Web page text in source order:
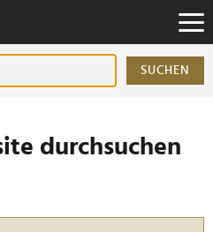
SUCHEN
durchsuchen